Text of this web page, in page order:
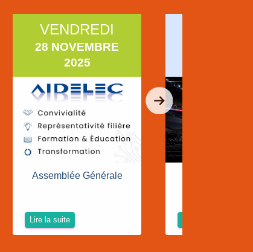
VENDREDI
28 NOVEMBRE
2025
Assemblée Générale
Lire la suite